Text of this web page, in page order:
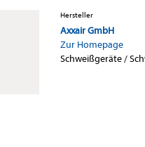
Hersteller
Axxair GmbH
Zur Homepage
Schweißgeräte /